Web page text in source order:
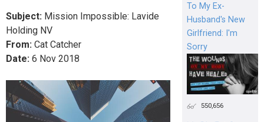
Subject: Mission Impossible: Lavide
Holding NV
From: Cat Catcher
Date: 6 Nov 2018
To My Ex-
Husband's New
Girlfriend: I'm
Sorry
550,656